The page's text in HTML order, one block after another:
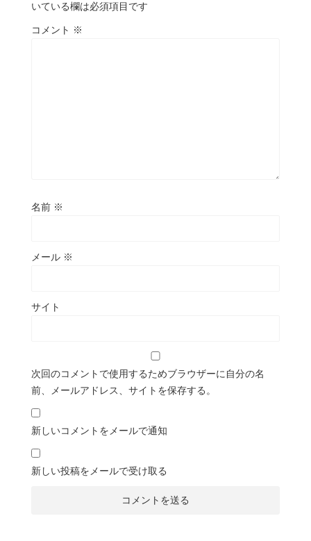
いている欄は必須項目です
コメント ※
名前 ※
メール ※
サイト
次回のコメントで使用するためブラウザーに自分の名
前、メールアドレス、サイトを保存する。
新しいコメントをメールで通知
新しい投稿をメールで受け取る